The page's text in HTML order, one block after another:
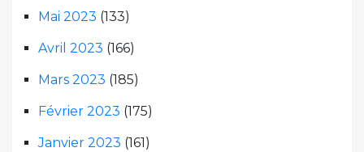
Mai 2023 (133)
Avril 2023 (166)
Mars 2023 (185)
Février 2023 (175)
Janvier 2023 (161)